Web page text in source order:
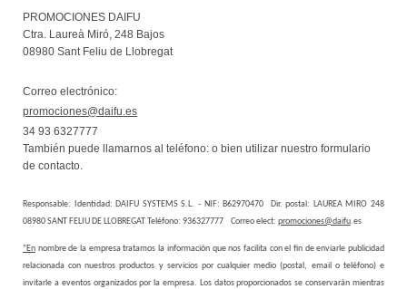
PROMOCIONES DAIFU
Ctra. Laureà Miró, 248 Bajos
08980 Sant Feliu de Llobregat
Correo electrónico:
promociones@daifu.es
34 93 6327777
También puede llamarnos al teléfono: o bien utilizar nuestro formulario
de contacto.
Responsable: Identidad: DAIFU SYSTEMS S.L. - NIF: B62970470 Dir. postal: LAUREA MIRO 248
08980 SANT FELIU DE LLOBREGAT Teléfono: 936327777 Correo elect: promociones@daifu.es
“En nombre de la empresa tratamos la información que nos facilita con el fin de enviarle publicidad
relacionada con nuestros productos y servicios por cualquier medio (postal, email o teléfono) e
invitarle a eventos organizados por la empresa. Los datos proporcionados se conservarán mientras